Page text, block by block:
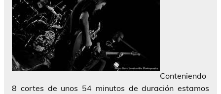
Conteniendo
8 cortes de unos 54 minutos de duración estamos